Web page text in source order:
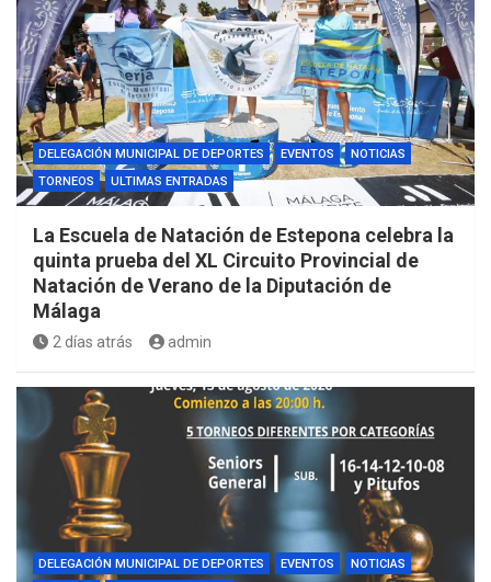
DELEGACIÓN MUNICIPAL DE DEPORTES EVENTOS
NOTICIAS
TORNEOS
ULTIMAS ENTRADAS
La Escuela de Natación de Estepona celebra la
quinta prueba del XL Circuito Provincial de
Natación de Verano de la Diputación de
Málaga
2 días atrás admin
DELEGACIÓN MUNICIPAL DE DEPORTES EVENTOS
NOTICIAS